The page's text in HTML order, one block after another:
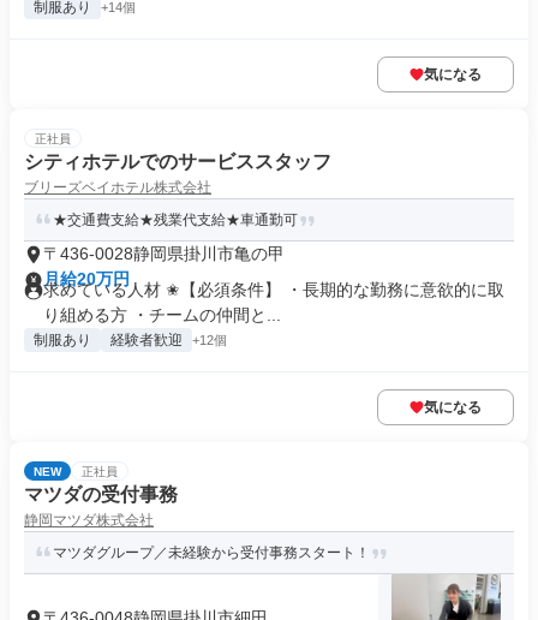
制服あり +14個
気になる
正社員
シティホテルでのサービススタッフ
ブリーズベイホテル株式会社
★交通費支給★残業代支給★車通勤可
〒436-0028静岡県掛川市亀の甲
月給20万円
求めている人材 ✬【必須条件】 ・長期的な勤務に意欲的に取
り組める方 ・チームの仲間と...
制服あり 経験者歓迎 +12個
気になる
NEW 正社員
マツダの受付事務
静岡マツダ株式会社
マツダグループ／未経験から受付事務スタート！